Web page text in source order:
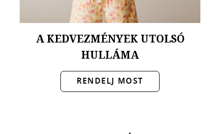
A KEDVEZMÉNYEK UTOLSÓ
HULLÁMA
RENDELJ MOST